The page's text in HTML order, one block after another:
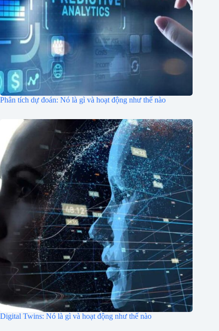
Phân tích dự đoán: Nó là gì và hoạt động như thế nào
Digital Twins: Nó là gì và hoạt động như thế nào